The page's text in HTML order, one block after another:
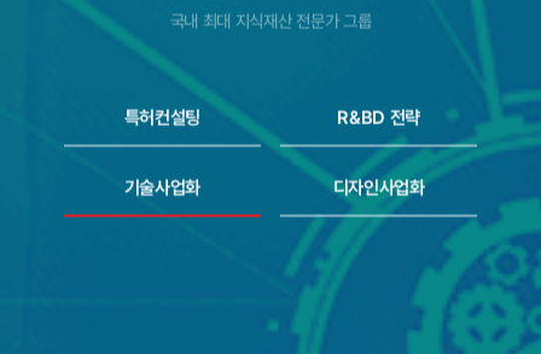
국내 최대 지식재산 전문가 그룹
특허컨설팅 R&BD 전략
기술사업화 디자인사업화